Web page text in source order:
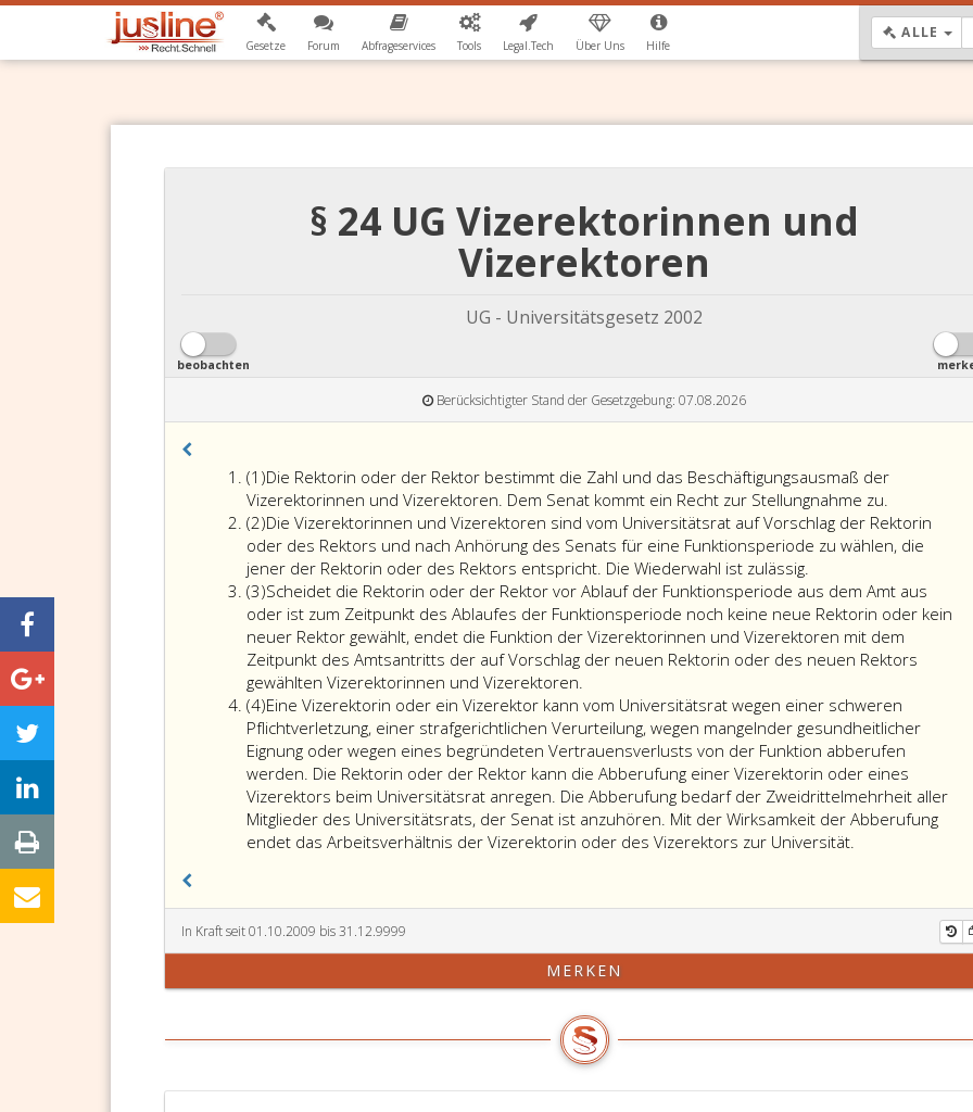
Gesetze Forum Abfrageservices Tools Legal.Tech Über Uns Hilfe
ALLE
§ 24 UG Vizerektorinnen und
Vizerektoren
UG - Universitätsgesetz 2002
beobachten
Berücksichtigter Stand der Gesetzgebung: 07.08.2026
(1)Absatz
eins
Die Rektorin oder der Rektor bestimmt die Zahl und das Beschäftigungsausmaß der
Vizerektorinnen und Vizerektoren. Dem Senat kommt ein Recht zur Stellungnahme zu.
(2)Absatz
2
Die Vizerektorinnen und Vizerektoren sind vom Universitätsrat auf Vorschlag der Rektorin
oder des Rektors und nach Anhörung des Senats für eine Funktionsperiode zu wählen, die
jener der Rektorin oder des Rektors entspricht. Die Wiederwahl ist zulässig.
(3)Absatz
3
Scheidet die Rektorin oder der Rektor vor Ablauf der Funktionsperiode aus dem Amt aus
oder ist zum Zeitpunkt des Ablaufes der Funktionsperiode noch keine neue Rektorin oder kein
neuer Rektor gewählt, endet die Funktion der Vizerektorinnen und Vizerektoren mit dem
Zeitpunkt des Amtsantritts der auf Vorschlag der neuen Rektorin oder des neuen Rektors
gewählten Vizerektorinnen und Vizerektoren.
(4)Absatz
4
Eine Vizerektorin oder ein Vizerektor kann vom Universitätsrat wegen einer schweren
Pflichtverletzung, einer strafgerichtlichen Verurteilung, wegen mangelnder gesundheitlicher
Eignung oder wegen eines begründeten Vertrauensverlusts von der Funktion abberufen
werden. Die Rektorin oder der Rektor kann die Abberufung einer Vizerektorin oder eines
Vizerektors beim Universitätsrat anregen. Die Abberufung bedarf der Zweidrittelmehrheit aller
Mitglieder des Universitätsrats, der Senat ist anzuhören. Mit der Wirksamkeit der Abberufung
endet das Arbeitsverhältnis der Vizerektorin oder des Vizerektors zur Universität.
In Kraft seit 01.10.2009 bis 31.12.9999
MERKEN